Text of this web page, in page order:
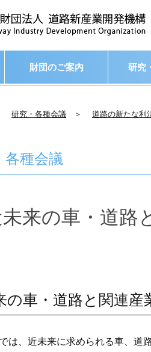
財団のご案内 研究
研究・各種会議 ＞ 道路の新たな利
各種会議
来の車・道路
の車・道路と関連産
は、近未来に求められる車、道